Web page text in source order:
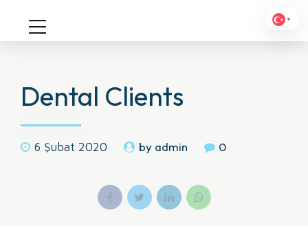
Dental Clients
6 Şubat 2020 by admin 0
▼